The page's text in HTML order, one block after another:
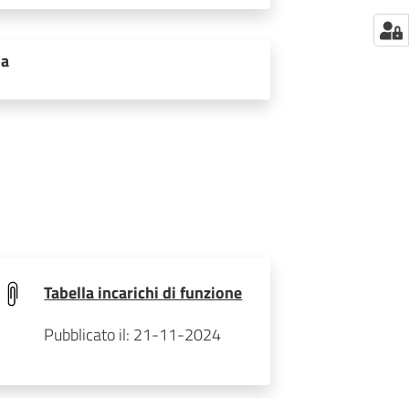
Tabella incarichi di funzione
Pubblicato il: 21-11-2024